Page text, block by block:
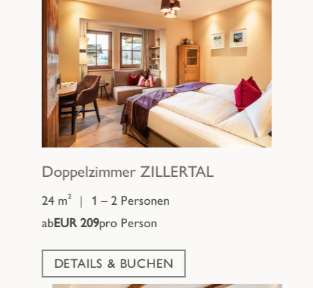
Doppelzimmer ZILLERTAL
24 m² |
1 – 2 Personen
abEUR 209pro Person
DETAILS & BUCHEN